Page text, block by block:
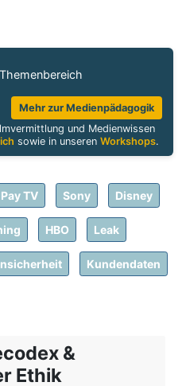
Mehr zur Medienpädagogik
und Medienwissen
sowie in unserenWorkshops.
Pay TV Sony Disney
HBO Leak
Kundendaten
&
Ethik